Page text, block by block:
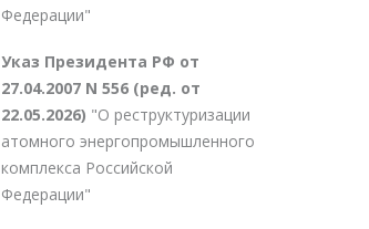
Федерации"
Указ Президента РФ от
27.04.2007 N 556 (ред. от
22.05.2026) "О реструктуризации
атомного энергопромышленного
комплекса Российской
Федерации"